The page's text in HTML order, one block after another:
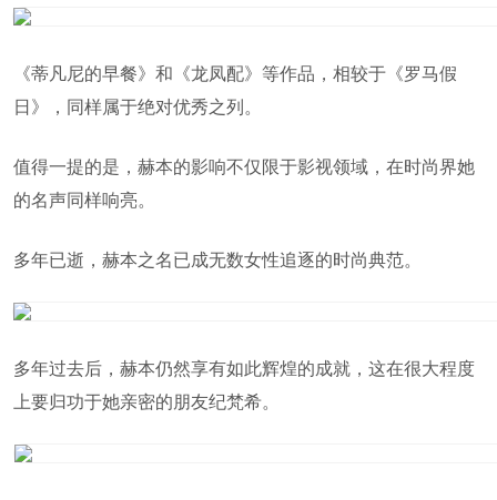
《蒂凡尼的早餐》和《龙凤配》等作品，相较于《罗马假
日》，同样属于绝对优秀之列。
值得一提的是，赫本的影响不仅限于影视领域，在时尚界她
的名声同样响亮。
多年已逝，赫本之名已成无数女性追逐的时尚典范。
多年过去后，赫本仍然享有如此辉煌的成就，这在很大程度
上要归功于她亲密的朋友纪梵希。